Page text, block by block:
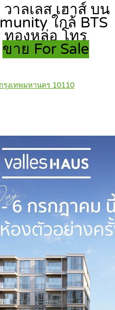
าลเลส เฮาส์ บน
ใกล้ BTS
องหล่อ โทร
ขาย For Sale
รุงเทพมหานคร 10110